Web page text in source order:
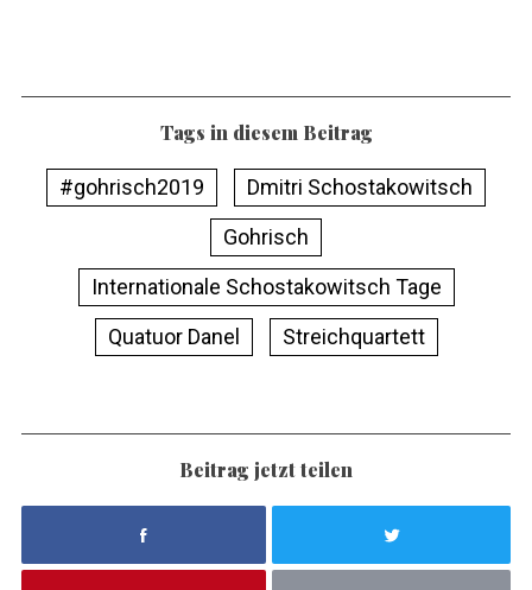
Tags in diesem Beitrag
#gohrisch2019
Dmitri Schostakowitsch
Gohrisch
Internationale Schostakowitsch Tage
Quatuor Danel
Streichquartett
Beitrag jetzt teilen